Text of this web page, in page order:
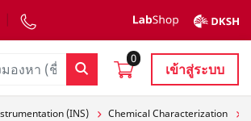
0
เข้าสู่ระบบ
(INS) Chemical Characterization